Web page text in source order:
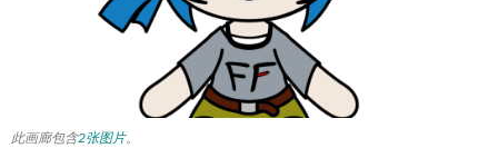
此画廊包含2张图片。